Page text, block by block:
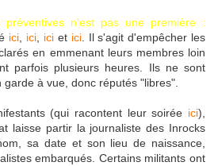
préventives n'est pas une première :
ici ici iciet ici. Il s'agit d'empêcher les
en emmenant leurs membres loin
parfois plusieurs heures. Ils ne sont
à vue, donc réputés "libres".
(qui racontent leur soirée ici),
laisse partir la journaliste des Inrocks
sa date et son lieu de naissance,
embarqués. Certains militants ont